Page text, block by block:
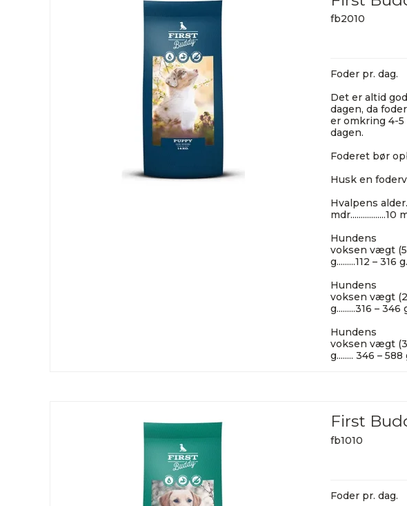
fb2010
Foder pr. dag.
Det er altid
dagen, da
er omkring 4-5
dagen.
Foderet bør
Husk en
Hvalpens
mdr.................10
Hundens
voksen vægt (5
g.........112 – 316
Hundens
voksen vægt
g.........316 – 346
Hundens
voksen vægt
g........ 346 – 588
First
fb1010
Foder pr. dag.